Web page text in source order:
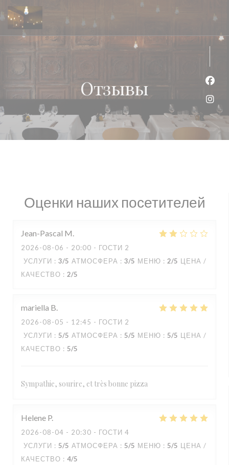
Панель управления cookies
Отзывы
Оценки наших посетителей
Jean-Pascal M
2026-08-06 - 20:00 - ГОСТИ 2
УСЛУГИ : 3/5 АТМОСФЕРА : 3/5 МЕНЮ : 2/5 ЦЕНА /
КАЧЕСТВО : 2/5
mariella B
2026-08-05 - 12:45 - ГОСТИ 2
УСЛУГИ : 5/5 АТМОСФЕРА : 5/5 МЕНЮ : 5/5 ЦЕНА /
КАЧЕСТВО : 5/5
Sympathie, sourire, et très bonne pizza
Helene P
2026-08-04 - 20:30 - ГОСТИ 4
УСЛУГИ : 5/5 АТМОСФЕРА : 5/5 МЕНЮ : 5/5 ЦЕНА /
КАЧЕСТВО : 4/5